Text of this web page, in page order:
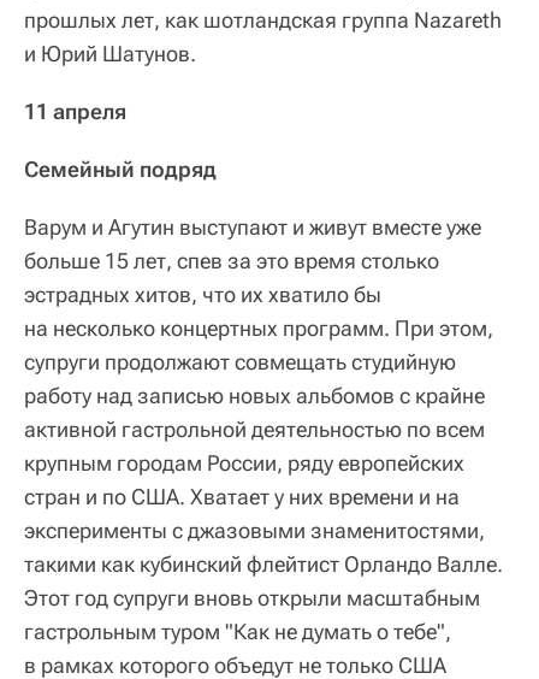
прошлых лет, как шотландская группа Nazareth
и Юрий Шатунов.
11 апреля
Семейный подряд
Варум и Агутин выступают и живут вместе уже
больше 15 лет, спев за это время столько
эстрадных хитов, что их хватило бы
на несколько концертных программ. При этом,
супруги продолжают совмещать студийную
работу над записью новых альбомов с крайне
активной гастрольной деятельностью по всем
крупным городам России, ряду европейских
стран и по США. Хватает у них времени и на
эксперименты с джазовыми знаменитостями,
такими как кубинский флейтист Орландо Валле.
Этот год супруги вновь открыли масштабным
гастрольным туром "Как не думать о тебе",
в рамках которого объедут не только США